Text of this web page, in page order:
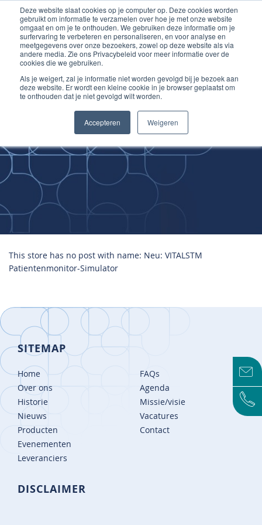
Deze website slaat cookies op je computer op. Deze cookies worden
gebruikt om informatie te verzamelen over hoe je met onze website
omgaat en om je te onthouden. We gebruiken deze informatie om je
surfervaring te verbeteren en personaliseren, en voor analyse en
meetgegevens over onze bezoekers, zowel op deze website als via
andere media. Zie ons Privacybeleid voor meer informatie over de
cookies die we gebruiken.
Als je weigert, zal je informatie niet worden gevolgd bij je bezoek aan
deze website. Er wordt een kleine cookie in je browser geplaatst om
te onthouden dat je niet gevolgd wilt worden.
Accepteren Weigeren
Inloggen account
Ga
naar
de
inhoud
Improving
Medical Skills
This store has no post with name: Neu: VITALSTM
Patientenmonitor-Simulator
SITEMAP
Home
Over ons
Historie
Nieuws
Producten
Evenementen
Leveranciers
FAQs
Agenda
Missie/visie
Vacatures
Contact
DISCLAIMER